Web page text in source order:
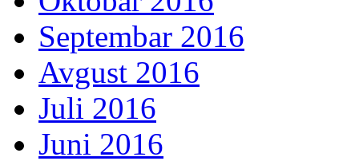
Septembar 2016
Avgust 2016
Juli 2016
Juni 2016